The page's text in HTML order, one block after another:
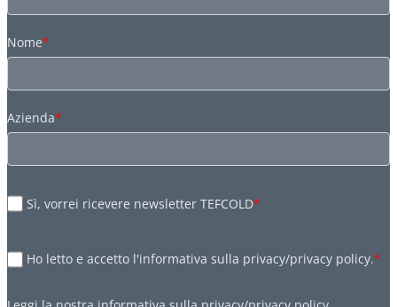
Nome*
Azienda*
Sì, vorrei ricevere newsletter TEFCOLD*
Ho letto e accetto l'informativa sulla privacy/privacy policy.*